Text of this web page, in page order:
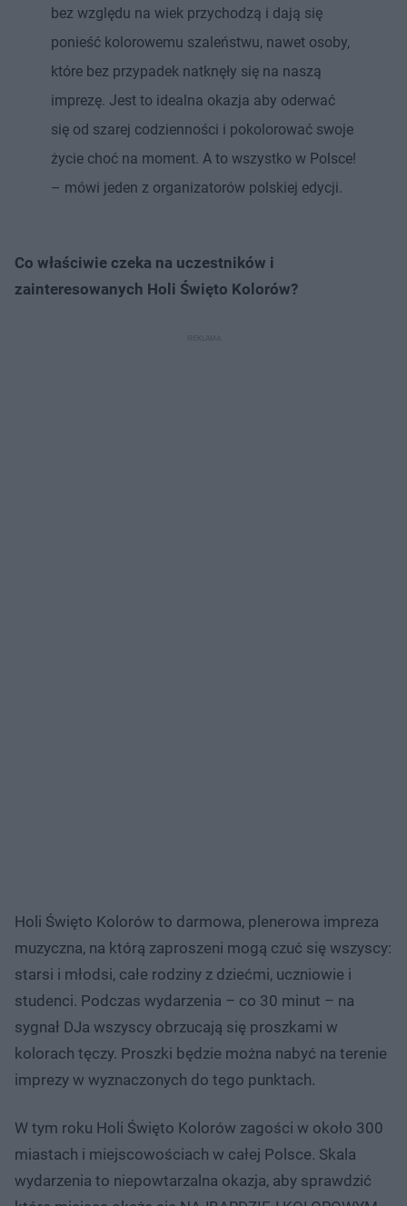
bez względu na wiek przychodzą i dają się
ponieść kolorowemu szaleństwu, nawet osoby,
które bez przypadek natknęły się na naszą
imprezę. Jest to idealna okazja aby oderwać
się od szarej codzienności i pokolorować swoje
życie choć na moment. A to wszystko w Polsce!
– mówi jeden z organizatorów polskiej edycji.
Co właściwie czeka na uczestników i
zainteresowanych Holi Święto Kolorów?
Holi Święto Kolorów to darmowa, plenerowa impreza
muzyczna, na którą zaproszeni mogą czuć się wszyscy:
starsi i młodsi, całe rodziny z dziećmi, uczniowie i
studenci. Podczas wydarzenia – co 30 minut – na
sygnał DJa wszyscy obrzucają się proszkami w
kolorach tęczy. Proszki będzie można nabyć na terenie
imprezy w wyznaczonych do tego punktach.
W tym roku Holi Święto Kolorów zagości w około 300
miastach i miejscowościach w całej Polsce. Skala
wydarzenia to niepowtarzalna okazja, aby sprawdzić